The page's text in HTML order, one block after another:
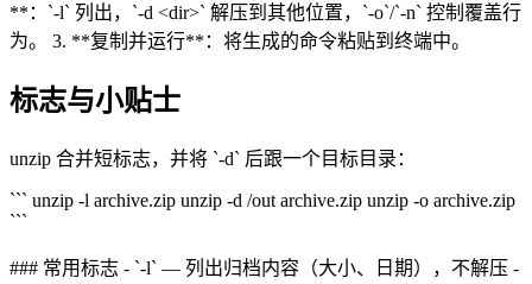
**：`-l` 列出，`-d <dir>` 解压到其他位置，`-o`/`-n` 控制覆盖行
为。 3. **复制并运行**：将生成的命令粘贴到终端中。
标志与小贴士
unzip 合并短标志，并将 `-d` 后跟一个目标目录：
``` unzip -l archive.zip unzip -d /out archive.zip unzip -o archive.zip
```
### 常用标志 - `-l` — 列出归档内容（大小、日期），不解压 -